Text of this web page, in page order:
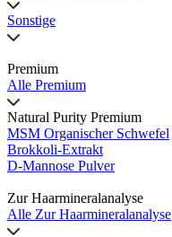
Sonstige
Premium
Alle Premium
Natural Purity Premium
MSM Organischer Schwefel
Brokkoli-Extrakt
D-Mannose Pulver
Zur Haarmineralanalyse
Alle Zur Haarmineralanalyse